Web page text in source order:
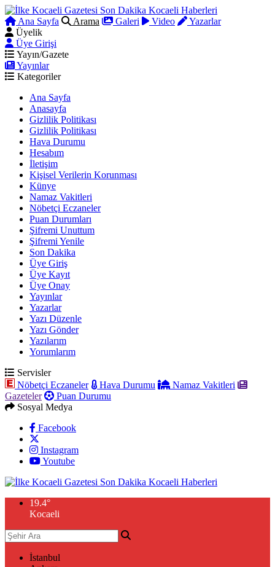
Ana Sayfa Arama Galeri Video
Yazarlar
Üyelik
Üye Girişi
Yayın/Gazete
Yayınlar
Kategoriler
Ana Sayfa
Anasayfa
Gizlilik Politikası
Gizlilik Politikası
Hava Durumu
Hesabım
İletişim
Kişisel Verilerin Korunması
Künye
Namaz Vakitleri
Nöbetçi Eczaneler
Puan Durumları
Şifremi Unuttum
Şifremi Yenile
Son Dakika
Üye Giriş
Üye Kayıt
Üye Onay
Yayınlar
Yazarlar
Yazı Düzenle
Yazı Gönder
Yazılarım
Yorumlarım
Servisler
Nöbetçi Eczaneler
Hava Durumu
Namaz Vakitleri
Gazeteler
Puan Durumu
Sosyal Medya
Facebook
Instagram
Youtube
19.4°
Kocaeli
İstanbul